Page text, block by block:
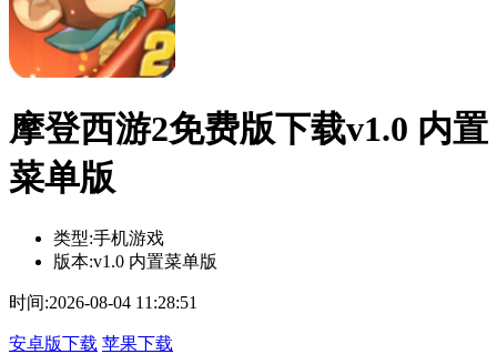
摩登西游2免费版下载v1.0 内置
菜单版
类型:手机游戏
版本:v1.0 内置菜单版
时间:2026-08-04 11:28:51
安卓版下载 苹果下载